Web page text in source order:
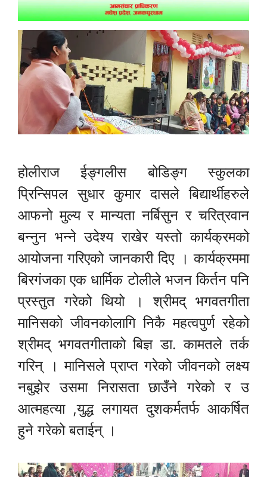
होलीराज ईङ्गलीस बोडिङ्ग स्कुलका
प्रिन्सिपल सुधार कुमार दासले बिद्यार्थीहरुले
आफनो मुल्य र मान्यता नर्बिसुन र चरित्रवान
बन्नुन भन्ने उदेश्य राखेर यस्तो कार्यक्रमको
आयोजना गरिएको जानकारी दिए । कार्यक्रममा
बिरगंजका एक धार्मिक टोलीले भजन किर्तन पनि
प्रस्तुत गरेको थियो । श्रीमद् भगवतगीता
मानिसको जीवनकोलागि निकै महत्वपुर्ण रहेको
श्रीमद् भगवतगीताको बिज्ञ डा. कामतले तर्क
गरिन् । मानिसले प्राप्त गरेको जीवनको लक्ष्य
नबुझेर उसमा निरासता छाउँने गरेको र उ
आत्महत्या ,युद्ध लगायत दुशकर्मतर्फ आकर्षित
हुने गरेको बताईन् ।